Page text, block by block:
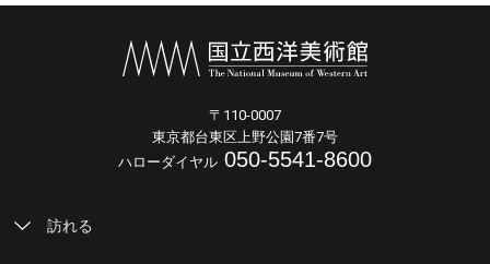
〒110-0007
東京都台東区上野公園7番7号
ハローダイヤル 050-5541-8600
訪れる